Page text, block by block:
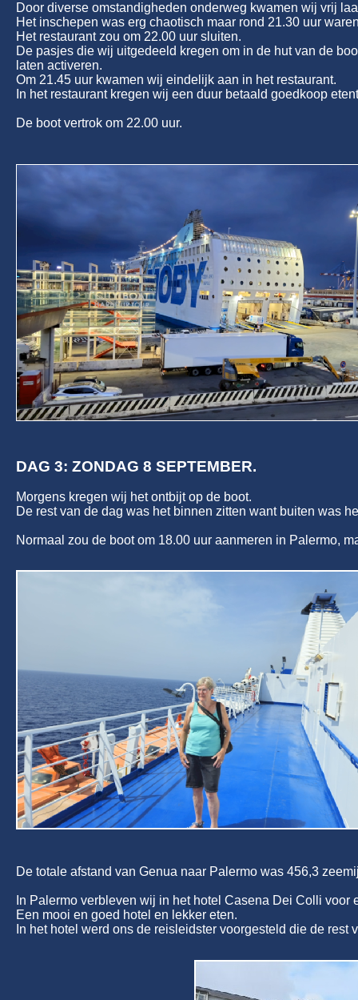
De totale afstand van Genua naar Palermo was 456,3
In Palermo verbleven wij in het hotel Casena Dei Colli voor
Een mooi en goed hotel en lekker eten.
In het hotel werd ons de reisleidster voorgesteld die de
Door diverse omstandigheden onderweg kwamen wij vrij
Het inschepen was erg chaotisch maar rond 21.30 uur
Het restaurant zou om 22.00 uur sluiten.
De pasjes die wij uitgedeeld kregen om in de hut van de
laten activeren.
Om 21.45 uur kwamen wij eindelijk aan in het restaurant.
In het restaurant kregen wij een duur betaald goedkoop
De boot vertrok om 22.00 uur.
DAG 3: ZONDAG 8 SEPTEMBER.
Morgens kregen wij het ontbijt op de boot.
De rest van de dag was het binnen zitten want buiten was
Normaal zou de boot om 18.00 uur aanmeren in Palermo,